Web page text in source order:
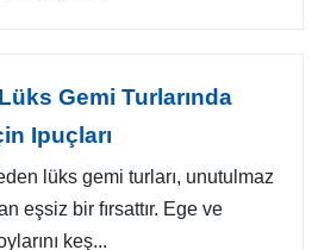
Gemi Turlarında
Ipuçları
lüks gemi turları, unutulmaz
eşsiz bir fırsattır. Ege ve
keş...